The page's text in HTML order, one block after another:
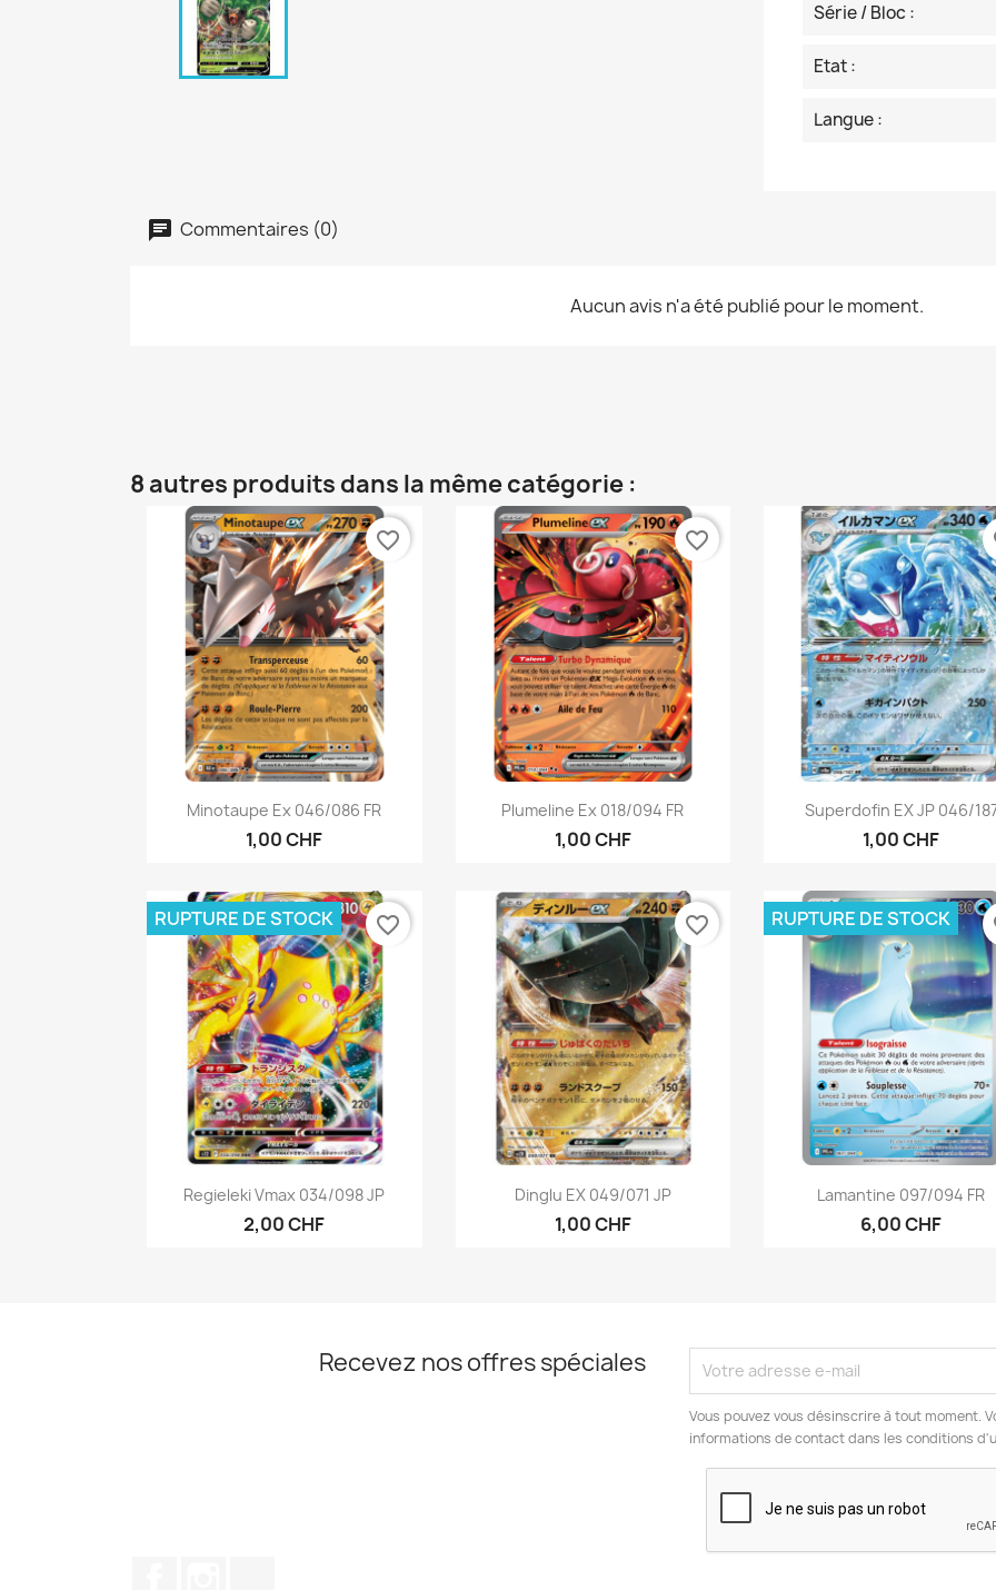
Série / Bloc :
Etat :
Langue :
Commentaires (0)
Aucun avis n'a été publié pour le moment.
8 autres produits dans la même catégorie :
Aperçu rapide
Minotaupe Ex 046/086 FR
1,00 CHF
favorite_border
Aperçu rapide
Plumeline Ex 018/094 FR
1,00 CHF
favorite_border
Aperçu rapide
Superdofin EX JP 046/
1,00 CHF
Aperçu rapide
Regieleki Vmax 034/098 JP
2,00 CHF
RUPTURE DE STOCK favorite_border
Aperçu rapide
Dinglu EX 049/071 JP
1,00 CHF
favorite_border
Aperçu rapide
Lamantine 097/094 FR
6,00 CHF
RUPTURE DE STOCK
Recevez nos offres spéciales
Vous pouvez vous désinscrire à tout moment.
informations de contact dans les conditions